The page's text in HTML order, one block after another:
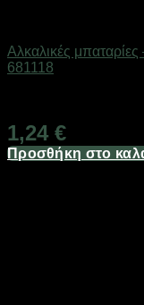
Αλκαλικές
681118
1,24 €
Προσθήκη στο